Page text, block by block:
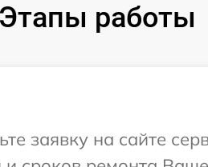
Этапы работы
заявку на сайте